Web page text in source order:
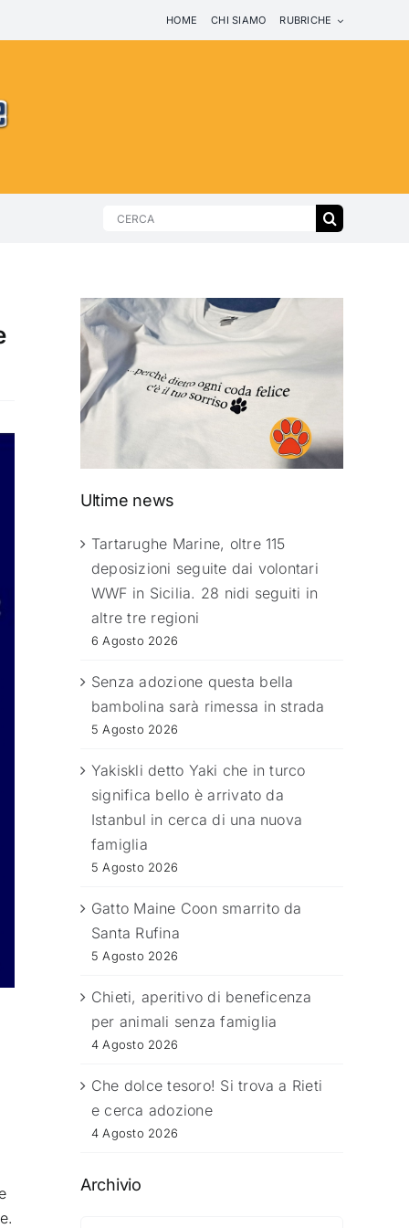
HOME CHI SIAMO RUBRICHE
Search
Ultime news
Tartarughe Marine, oltre 115
deposizioni seguite dai volontari
WWF in Sicilia. 28 nidi seguiti in
altre tre regioni
6 Agosto 2026
Senza adozione questa bella
bambolina sarà rimessa in strada
5 Agosto 2026
Yakiskli detto Yaki che in turco
significa bello è arrivato da
Istanbul in cerca di una nuova
famiglia
5 Agosto 2026
Gatto Maine Coon smarrito da
Santa Rufina
5 Agosto 2026
Chieti, aperitivo di beneficenza
per animali senza famiglia
4 Agosto 2026
Che dolce tesoro! Si trova a Rieti
e cerca adozione
4 Agosto 2026
Archivio